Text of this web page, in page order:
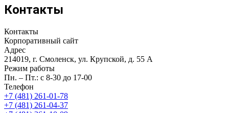
Контакты
Контакты
Корпоративный сайт
Адрес
214019, г. Смоленск, ул. Крупской, д. 55 А
Режим работы
Пн. – Пт.: с 8-30 до 17-00
Телефон
+7 (481) 261-01-78
+7 (481) 261-04-37